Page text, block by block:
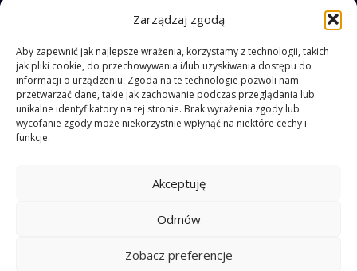
Zarządzaj zgodą
Aby zapewnić jak najlepsze wrażenia, korzystamy z technologii, takich
jak pliki cookie, do przechowywania i/lub uzyskiwania dostępu do
informacji o urządzeniu. Zgoda na te technologie pozwoli nam
przetwarzać dane, takie jak zachowanie podczas przeglądania lub
unikalne identyfikatory na tej stronie. Brak wyrażenia zgody lub
wycofanie zgody może niekorzystnie wpłynąć na niektóre cechy i
funkcje.
Akceptuję
Odmów
Zobacz preferencje
Telefon:+48 77 546 10 45
Facebook
LinkedIn
PEBIT 2026